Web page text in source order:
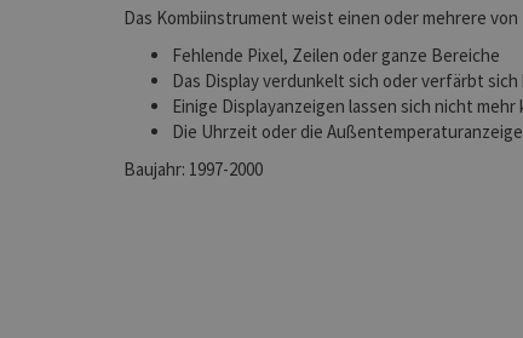
Das Kombiinstrument weist einen oder mehrere
Fehlende Pixel, Zeilen oder ganze Bereiche
Das Display verdunkelt sich oder verfärbt sich
Einige Displayanzeigen lassen sich nicht
Die Uhrzeit oder die
Baujahr: 1997-2000